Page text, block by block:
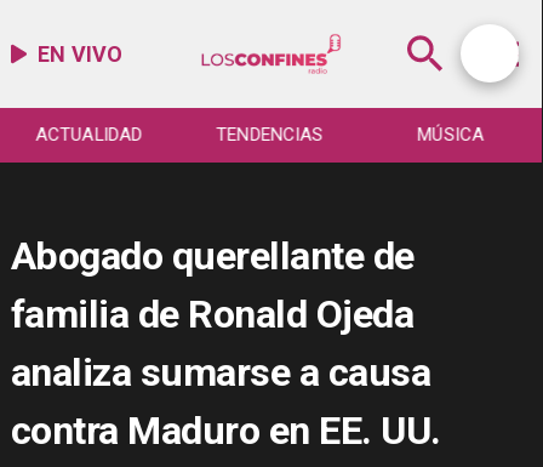
EN VIVO
ACTUALIDAD TENDENCIAS MÚSICA
Abogado querellante de
familia de Ronald Ojeda
analiza sumarse a causa
contra Maduro en EE. UU.